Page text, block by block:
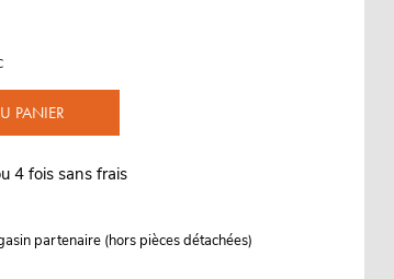
PANIER
4 fois sans frais
partenaire (hors pièces détachées)